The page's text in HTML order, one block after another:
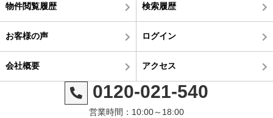
物件閲覧履歴 検索履歴
お客様の声 ログイン
会社概要 アクセス
0120-021-540
営業時間：10:00～18:00